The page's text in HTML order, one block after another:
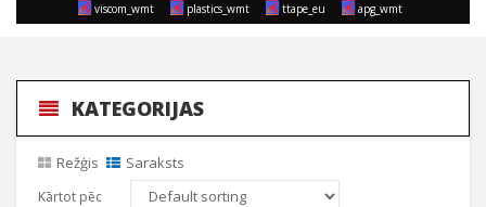
viscom_wmt plastics_wmt ttape_eu apg_wmt
KATEGORIJAS
Režģis Saraksts
Kārtot pēc